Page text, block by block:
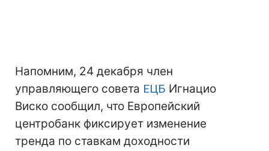
Напомним, 24 декабря член
управляющего совета ЕЦБ Игнацио
Виско сообщил, что Европейский
центробанк фиксирует изменение
тренда по ставкам доходности